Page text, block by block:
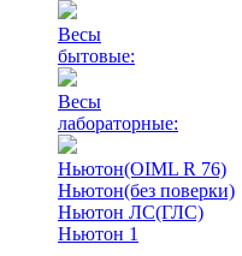
Весы
бытовые:
Весы
лабораторные:
Ньютон(OIML R 76)
Ньютон(без поверки)
Ньютон ЛС(ГЛС)
Ньютон 1